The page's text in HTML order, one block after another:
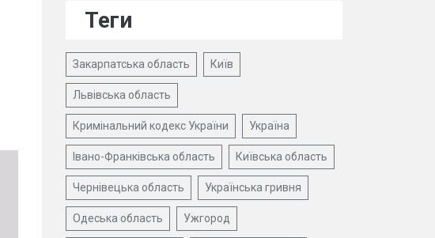
Теги
Закарпатська область Київ
Львівська область
Кримінальний кодекс України Україна
Івано-Франківська область Київська область
Чернівецька область Українська гривня
Одеська область Ужгород